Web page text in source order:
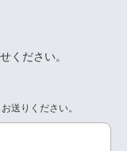
ください。
送りください。